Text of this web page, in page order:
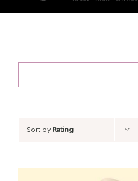
Sort by Rating